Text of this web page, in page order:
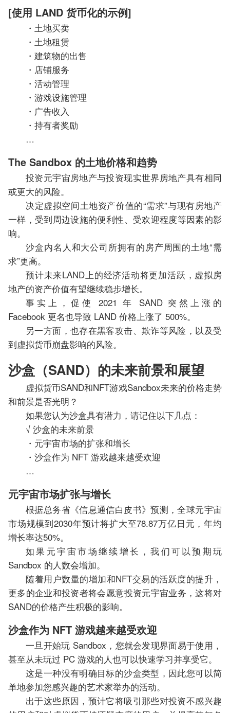
[使用 LAND 货币化的示例]
・土地买卖
・土地租赁
・建筑物的出售
・店铺服务
・活动管理
・游戏设施管理
・广告收入
・持有者奖励
…
The Sandbox 的土地价格和趋势
投资元宇宙房地产与投资现实世界房地产具有相同
或更大的风险。
决定虚拟空间土地资产价值的“需求”与现有房地产
一样，受到周边设施的便利性、受欢迎程度等因素的影
响。
沙盒内名人和大公司所拥有的房产周围的土地“需
求”更高。
预计未来LAND上的经济活动将更加活跃，虚拟房
地产的资产价值有望继续稳步增长。
事实上，促使 2021 年 SAND 突然上涨的
Facebook 更名也导致 LAND 价格上涨了 500%。
另一方面，也存在黑客攻击、欺诈等风险，以及受
到虚拟货币崩盘影响的风险。
沙盒（SAND）的未来前景和展望
虚拟货币SAND和NFT游戏Sandbox未来的价格走势
和前景是否光明？
如果您认为沙盒具有潜力，请记住以下几点：
√ 沙盒的未来前景
・元宇宙市场的扩张和增长
・沙盒作为 NFT 游戏越来越受欢迎
…
元宇宙市场扩张与增长
根据总务省《信息通信白皮书》预测，全球元宇宙
市场规模到2030年预计将扩大至78.87万亿日元，年均
增长率达50%。
如果元宇宙市场继续增长，我们可以预期玩
Sandbox 的人数会增加。
随着用户数量的增加和NFT交易的活跃度的提升，
更多的企业和投资者将会愿意投资元宇宙业务，这将对
SAND的价格产生积极的影响。
沙盒作为 NFT 游戏越来越受欢迎
一旦开始玩 Sandbox，您就会发现界面易于使用，
甚至从未玩过 PC 游戏的人也可以快速学习并享受它。
这是一种没有明确目标的沙盒类型，因此您可以简
单地参加您感兴趣的艺术家举办的活动。
出于这些原因，预计它将吸引那些对投资不感兴趣